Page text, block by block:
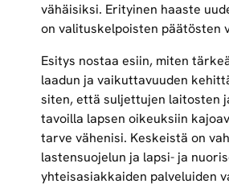
vähäisiksi. Erityinen haaste
on valituskelpoisten päätösten
Esitys nostaa esiin, miten
laadun ja vaikuttavuuden
siten, että suljettujen laitosten
tavoilla lapsen oikeuksiin
tarve vähenisi. Keskeistä on
lastensuojelun ja lapsi- ja
yhteisasiakkaiden palveluiden